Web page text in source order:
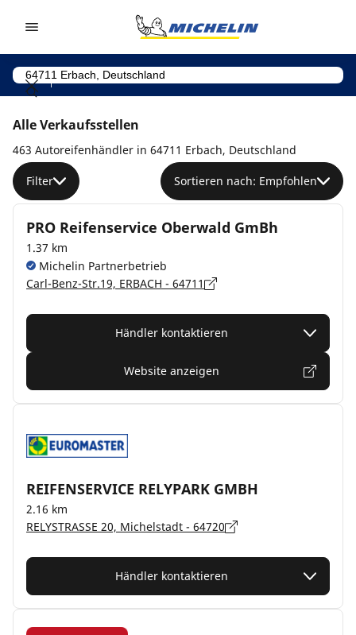
Alle Verkaufsstellen
463 Autoreifenhändler in 64711 Erbach, Deutschland
Filter Sortieren nach: Empfohlen
PRO Reifenservice Oberwald GmBh
1.37 km
Michelin Partnerbetrieb
Carl-Benz-Str.19, ERBACH - 64711
Händler kontaktieren
Website anzeigen
REIFENSERVICE RELYPARK GMBH
2.16 km
RELYSTRASSE 20, Michelstadt - 64720
Händler kontaktieren